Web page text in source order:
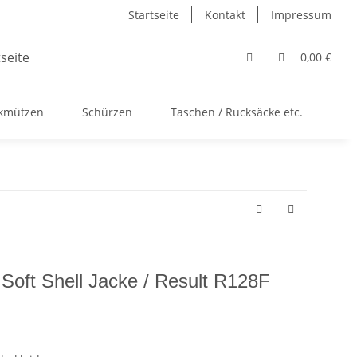
Startseite Kontakt Impressum
0,00 €
Schürzen Taschen / Rucksäcke etc.
Shell Jacke / Result R128F